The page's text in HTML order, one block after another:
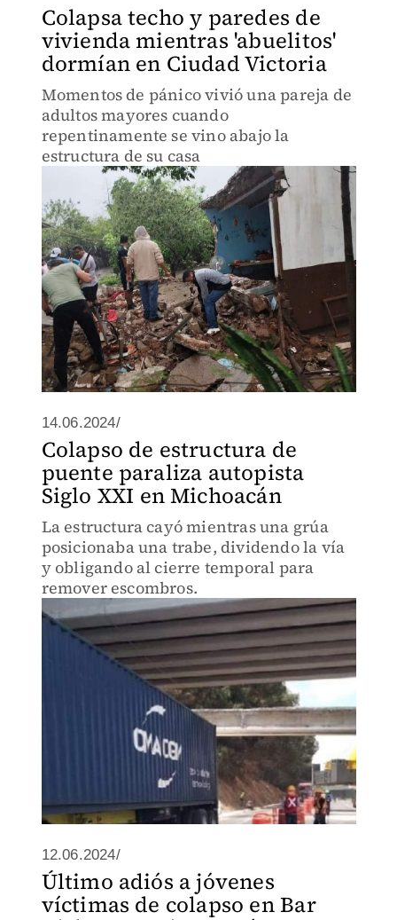
Colapsa techo y paredes de
vivienda mientras 'abuelitos'
dormían en Ciudad Victoria
Momentos de pánico vivió una pareja de
adultos mayores cuando
repentinamente se vino abajo la
estructura de su casa
14.06.2024/
Colapso de estructura de
puente paraliza autopista
Siglo XXI en Michoacán
La estructura cayó mientras una grúa
posicionaba una trabe, dividendo la vía
y obligando al cierre temporal para
remover escombros.
12.06.2024/
Último adiós a jóvenes
víctimas de colapso en Bar